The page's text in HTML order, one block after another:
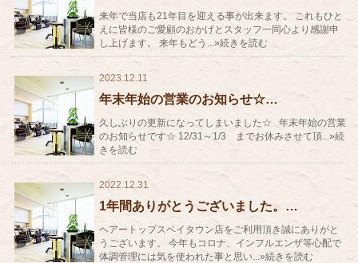
来年で当店も21年目を迎える事が出来ます。 これもひと
えに皆様のご愛顧のおかげとスタッフ一同心より感謝申
し上げます。 来年もどう...»続きを読む
2023.12.11
年末年始の営業のお知らせ☆…
久しぶりの更新になってしまいました☆ 年末年始の営業
のお知らせです☆ 12/31～1/3 までお休みさせて頂...»続
きを読む
2022.12.31
1年間ありがとうございました。…
ヘアートップスベイタウン店をご利用頂き誠にありがと
うございます。 今年もコロナ、インフルエンザ等心配で
体調管理には気を使われた事と思い...»続きを読む